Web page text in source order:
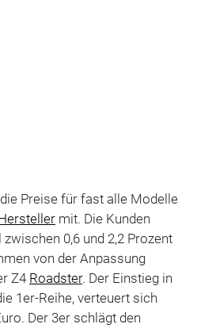
Preise für fast alle Modelle
mit. Die Kunden
0,6 und 2,2 Prozent
von der Anpassung
Z4 Roadster. Der Einstieg in
1er-Reihe, verteuert sich
Der 3er schlägt den